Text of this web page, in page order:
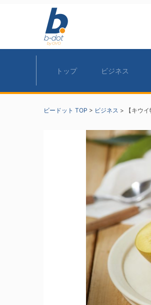
トップ ビジネス
ビードット TOP > ビジネス > 【キウ